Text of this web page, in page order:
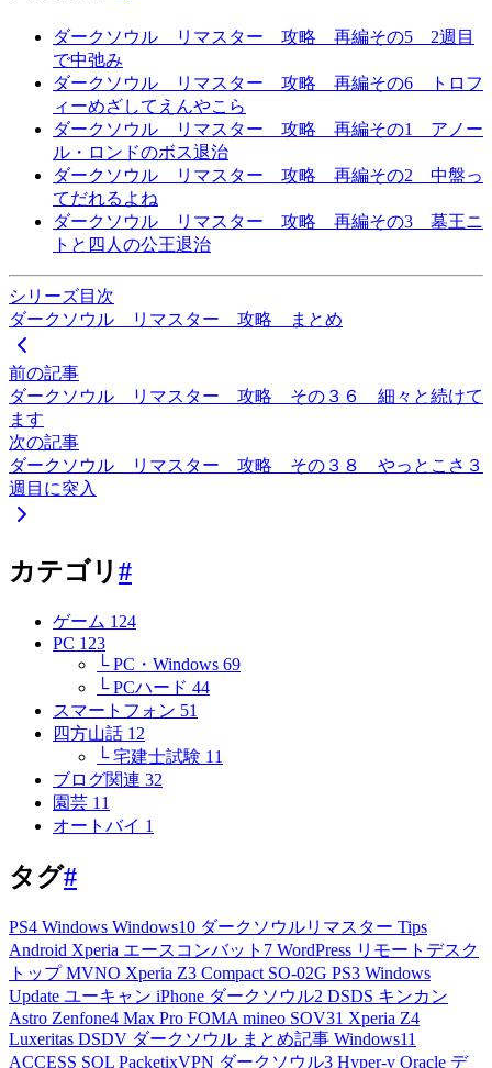
ダークソウル リマスター 攻略 再編その5 2週目
で中弛み
ダークソウル リマスター 攻略 再編その6 トロフ
ィーめざしてえんやこら
ダークソウル リマスター 攻略 再編その1 アノー
ル・ロンドのボス退治
ダークソウル リマスター 攻略 再編その2 中盤っ
てだれるよね
ダークソウル リマスター 攻略 再編その3 墓王ニ
トと四人の公王退治
シリーズ目次
ダークソウル リマスター 攻略 まとめ
前の記事
ダークソウル リマスター 攻略 その３６ 細々と続けて
ます
次の記事
ダークソウル リマスター 攻略 その３８ やっとこさ３
週目に突入
カテゴリ #
ゲーム 124
PC 123
└ PC・Windows 69
└ PCハード 44
スマートフォン 51
四方山話 12
└ 宅建士試験 11
ブログ関連 32
園芸 11
オートバイ 1
タグ#
PS4 Windows Windows10 ダークソウルリマスター Tips
Android Xperia エースコンバット7 WordPress リモートデスク
トップMVNO Xperia Z3 Compact SO-02G PS3 Windows
Update ユーキャン iPhone ダークソウル2 DSDS キンカン
Astro Zenfone4 Max Pro FOMA mineo SOV31 Xperia Z4
Luxeritas DSDV ダークソウル まとめ記事 Windows11
ACCESS SQL PacketixVPN ダークソウル3 Hyper-v Oracle デ